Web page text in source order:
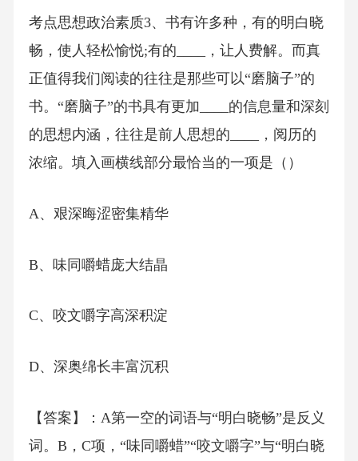
考点思想政治素质3、书有许多种，有的明白晓
畅，使人轻松愉悦;有的____，让人费解。而真
正值得我们阅读的往往是那些可以“磨脑子”的
书。“磨脑子”的书具有更加____的信息量和深刻
的思想内涵，往往是前人思想的____，阅历的
浓缩。填入画横线部分最恰当的一项是（）
A、艰深晦涩密集精华
B、味同嚼蜡庞大结晶
C、咬文嚼字高深积淀
D、深奥绵长丰富沉积
【答案】：A第一空的词语与“明白晓畅”是反义
词。B，C项，“味同嚼蜡”“咬文嚼字”与“明白晓